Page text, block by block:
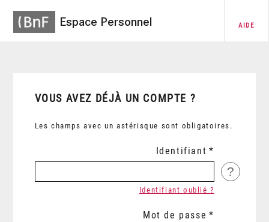
Espace Personnel AIDE
VOUS AVEZ DÉJÀ UN COMPTE ?
Les champs avec un astérisque sont obligatoires.
Identifiant
?
Identifiant oublié ?
Mot de passe